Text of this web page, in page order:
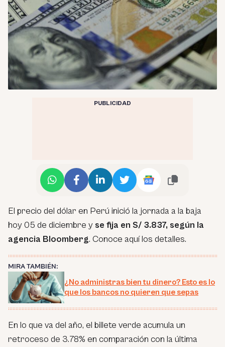
PUBLICIDAD
El precio del dólar en Perú inició la jornada a la baja
hoy 05 de diciembre y se fija en S/ 3.837, según la
agencia Bloomberg. Conoce aquí los detalles.
MIRA TAMBIÉN:
¿No administras bien tu dinero? Esto es lo
que los bancos no quieren que sepas
En lo que va del año, el billete verde acumula un
retroceso de 3.78% en comparación con la última